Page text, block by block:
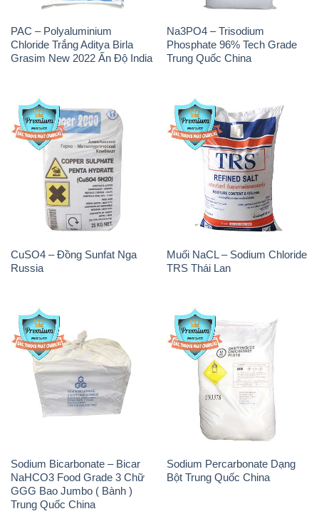
PAC – Polyaluminium
Chloride Trắng Aditya Birla
Grasim New 2022 Ấn Độ India
Na3PO4 – Trisodium
Phosphate 96% Tech Grade
Trung Quốc China
CuSO4 – Đồng Sunfat Nga
Russia
Muối NaCL – Sodium Chloride
TRS Thái Lan
Sodium Bicarbonate – Bicar
NaHCO3 Food Grade 3 Chữ
GGG Bao Jumbo ( Bành )
Trung Quốc China
Sodium Percarbonate Dạng
Bột Trung Quốc China